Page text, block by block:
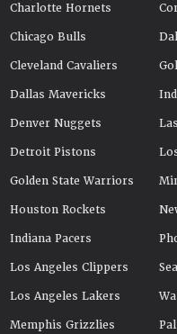
Charlotte Hornets
Chicago Bulls
Cleveland Cavaliers
Dallas Mavericks
Denver Nuggets
Detroit Pistons
Golden State Warriors
Houston Rockets
Indiana Pacers
Los Angeles Clippers
Los Angeles Lakers
Memphis Grizzlies